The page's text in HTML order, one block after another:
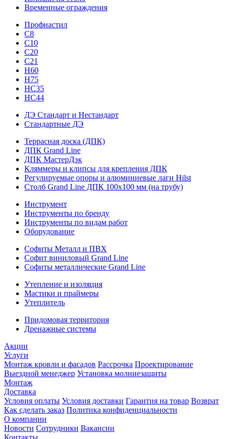
Временные ограждения
Профнастил
С8
С10
С20
С21
H60
H75
HС35
НС44
ДЭ Стандарт и Нестандарт
Стандартные ДЭ
Террасная доска (ДПК)
ДПК Grand Line
ДПК МастерДэк
Кляммеры и клипсы для крепления ДПК
Регулируемые опоры и алюминиевые лаги Hilst
Столб Grand Line ДПК 100х100 мм (на трубу)
Инструмент
Инструменты по бренду
Инструменты по видам работ
Оборудование
Софиты Металл и ПВХ
Софит виниловый Grand Line
Софиты металлические Grand Line
Утепление и изоляция
Мастики и праймеры
Утеплитель
Придомовая территория
Дренажные системы
Акции
Услуги
Монтаж кровли и фасадов Рассрочка Проектирование
Выездной менеджер Установка молниезащиты
Монтаж
Доставка
Условия оплаты Условия доставки Гарантия на товар Возврат
Как сделать заказ Политика конфиденциальности
О компании
Новости Сотрудники Вакансии
Контакты